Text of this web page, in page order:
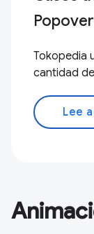
Popover
Tokopedia
cantidad
Lee